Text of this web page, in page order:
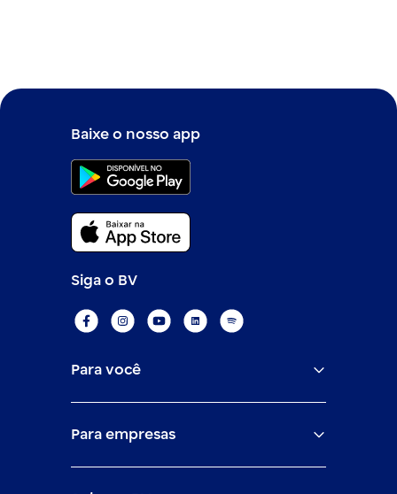
Baixe o nosso app
Siga o BV
Para você
Para empresas